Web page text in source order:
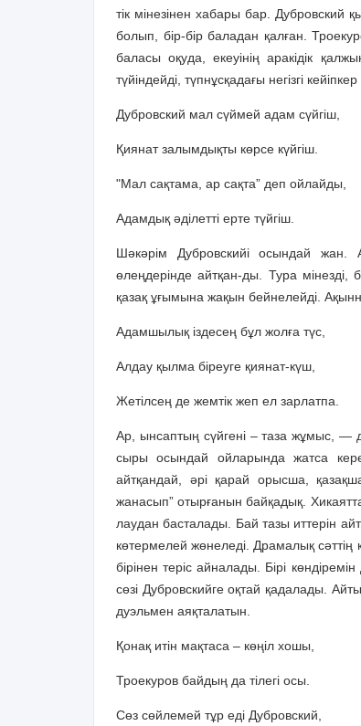
тік мінезінен хабары бар. Дубровский
болып, бір-бір баладан қалған.
баласы оқуда, екеуінің аракідік
түйіндейді, түпнұсқадағы негізгі
Дубровский мал сүймей адам сүйгіш,
Қиянат залымдықты көрсе күйгіш.
"Мал сақтама, ар сақта” деп ойлайды,
Адамдық әділетті ерте түйгіш.
Шәкәрім Дубровскийі осындай жан.
өлеңдерінде айтқан-ды. Тура мінезді,
қазақ ұғымына жақын бейнелейді.
Адамшылық іздесең бұл жолға түс,
Алдау қылма біреуге қиянат-күш,
Жетілсең де жемтік жеп ел зарлатпа.
Ар, ынсаптың сүйгені – таза жұмыс, —
сыры осындай ойларында жатса
айтқандай, әрі қарай орысша,
жанасып” отырғанын байқадық.
лаудан басталады. Бай тазы иттерін
көтермелей жөнеледі. Драмалық сәттің
бірінен теріс айналады. Бірі
сөзі Дубровскийге оқтай қадалады.
дуэльмен аяқталатын.
Қонақ итін мақтаса – көңіл хошы,
Троекуров байдың да тілегі осы.
Сөз сөйлемей тұр еді Дубровский,